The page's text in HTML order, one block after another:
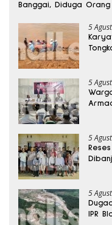
Banggai, Diduga
5
5
5
5
IPR